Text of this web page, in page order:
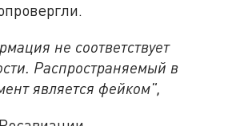
не соответствует
Распространяемый в
является фейком",